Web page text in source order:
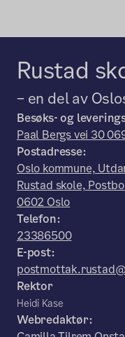
Rustad
– en del av
Besøks- og
Paal Bergs vei 30
Postadresse:
Oslo kommune,
Rustad skole,
0602 Oslo
Telefon:
23386500
E-post:
Rektor
Heidi Kase
Webredaktør: